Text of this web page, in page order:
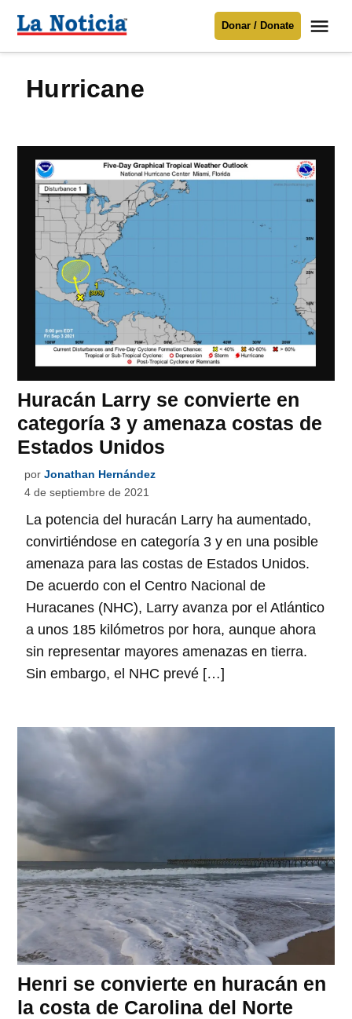
Para mantenerte informado necesitamos
contenido
Noticia
Donar / Donate
hurricane
Huracán Larry se convierte en
categoría 3 y amenaza costas de
Estados Unidos
por Jonathan Hernández
4 de septiembre de 2021
La potencia del huracán Larry ha aumentado,
convirtiéndose en categoría 3 y en una posible
amenaza para las costas de Estados Unidos.
De acuerdo con el Centro Nacional de
Huracanes (NHC), Larry avanza por el Atlántico
a unos 185 kilómetros por hora, aunque ahora
sin representar mayores amenazas en tierra.
Sin embargo, el NHC prevé […]
Henri se convierte en huracán en
la costa de Carolina del Norte